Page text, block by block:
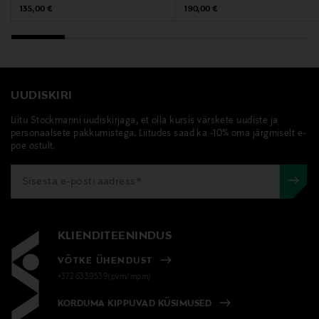
Tootjamaa
PRANTSUSMAA
Tootja
Sisley
Tootja aadress
3, Avenue de Friedland, 75008 Paris, France
Digitaalne aadress
Original Price
135,00 €
Original Price
190,00 €
UUDISKIRI
Liitu Stockmanni uudiskirjaga, et olla kursis värskete uudiste ja
personaalsete pakkumistega. Liitudes saad ka -10% oma järgmiselt e-
poe ostult.
KLIENDITEENINDUS
VÕTKE ÜHENDUST
+372 6339539(pvm/mpm)
KORDUMA KIPPUVAD KÜSIMUSED